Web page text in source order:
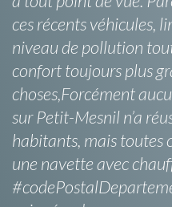
ces récents véhicules,
niveau de pollution
confort toujours plus
choses,Forcément
sur Petit-Mesnil n’a
habitants, mais toutes
une navette avec